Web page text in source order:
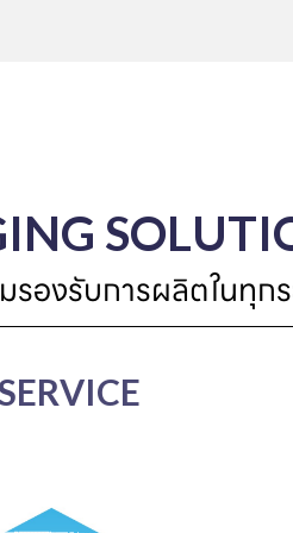
องรับการผลิตในทุก